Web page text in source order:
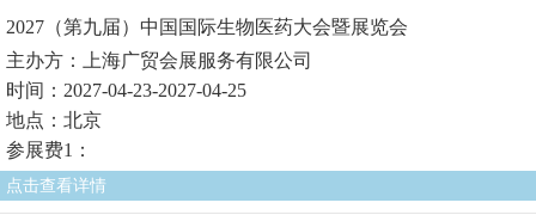
2027（第九届）中国国际生物医药大会暨展览会
主办方：上海广贸会展服务有限公司
时间：2027-04-23-2027-04-25
地点：北京
参展费1：
点击查看详情